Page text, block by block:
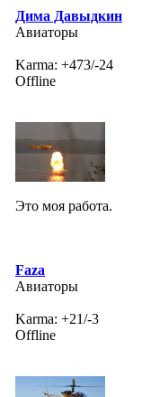
Дима Давыдкин
Авиаторы
Karma: +473/-24
Offline
Это моя работа.
Faza
Авиаторы
Karma: +21/-3
Offline